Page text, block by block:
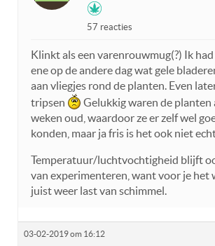
57 reacties
Klinkt als een varenrouwmug(?) Ik
ene op de andere dag wat gele
aan vliegjes rond de planten. Even
tripsen
Gelukkig waren de planten
weken oud, waardoor ze er zelf wel
konden, maar ja fris is het ook niet
Temperatuur/luchtvochtigheid blijft
van experimenteren, want voor je het
juist weer last van schimmel.
03-02-2019 om 16:12